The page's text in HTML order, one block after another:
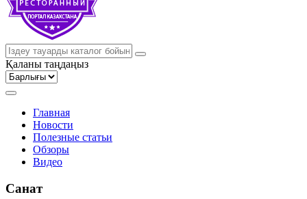
Қаланы таңдаңыз
Главная
Новости
Полезные статьи
Обзоры
Видео
Санат